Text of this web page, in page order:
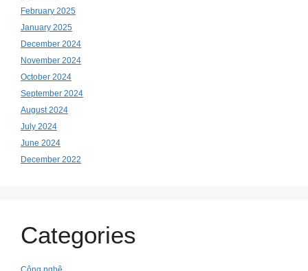
February 2025
January 2025
December 2024
November 2024
October 2024
September 2024
August 2024
July 2024
June 2024
December 2022
Categories